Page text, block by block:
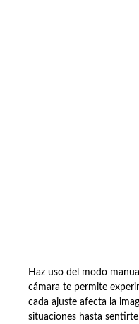
Haz uso del modo
cámara te permite
cada ajuste afecta la
situaciones hasta